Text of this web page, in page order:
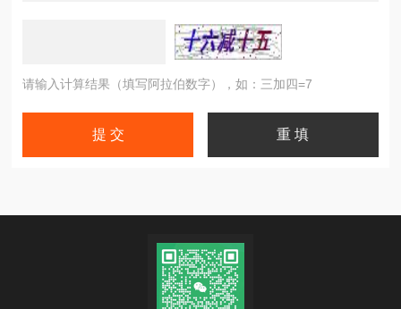
请输入计算结果（填写阿拉伯数字），如：三加四=7